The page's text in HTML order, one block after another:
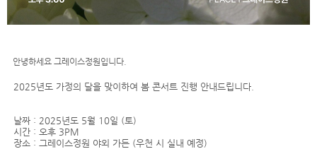
안녕하세요 그레이스정원입니다.
2025년도 가정의 달을 맞이하여 봄 콘서트 진행 안내드립니다.
날짜 : 2025년도 5월 10일 (토)
시간 : 오후 3PM
장소 : 그레이스정원 야외 가든 (우천 시 실내 예정)